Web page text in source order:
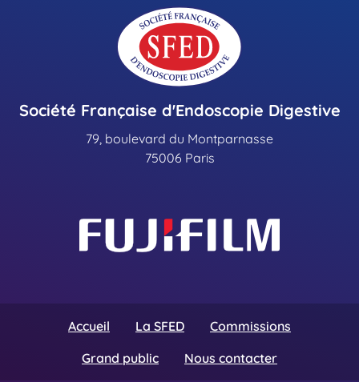
Société Française d'Endoscopie Digestive
79, boulevard du Montparnasse
75006 Paris
Accueil La SFED
Commissions
Grand public
Nous contacter